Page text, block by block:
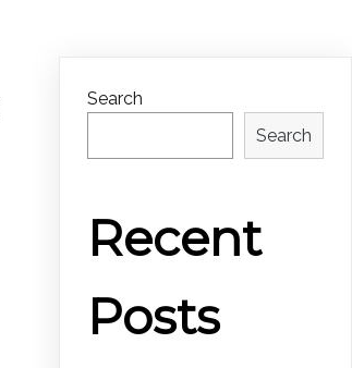
Search
Search
Recent
Posts